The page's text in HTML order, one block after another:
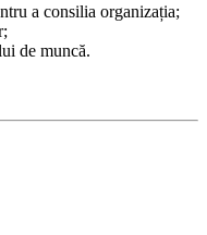
a consilia organizația;
de muncă.